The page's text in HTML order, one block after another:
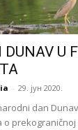
U
- 29. јун 2020.
dan
o